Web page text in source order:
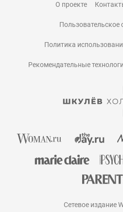
О проекте
Пользовательское
Политика
Рекомендательные
Сетевое издание